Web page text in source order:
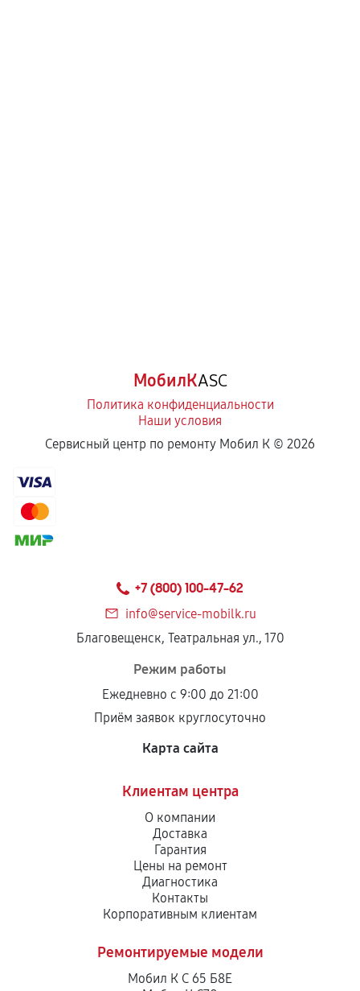
МобилКASC
Политика конфиденциальности
Наши условия
Сервисный центр по ремонту Мобил К © 2026
+7 (800) 100-47-62
info@service-mobilk.ru
Благовещенск, Театральная ул., 170
Режим работы
Ежедневно с 9:00 до 21:00
Приём заявок круглосуточно
Карта сайта
Клиентам центра
О компании
Доставка
Гарантия
Цены на ремонт
Диагностика
Контакты
Корпоративным клиентам
Ремонтируемые модели
Мобил К С 65 Б8Е